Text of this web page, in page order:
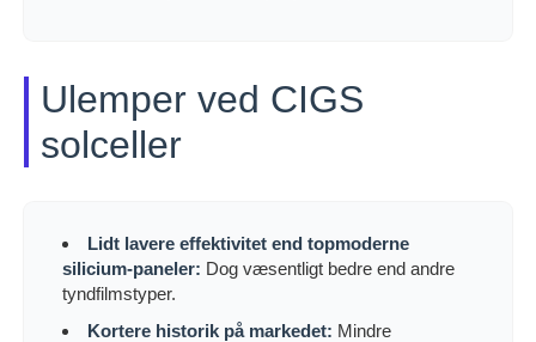
Ulemper ved CIGS
solceller
Lidt lavere effektivitet end topmoderne
silicium-paneler: Dog væsentligt bedre end andre
tyndfilmstyper.
Kortere historik på markedet: Mindre